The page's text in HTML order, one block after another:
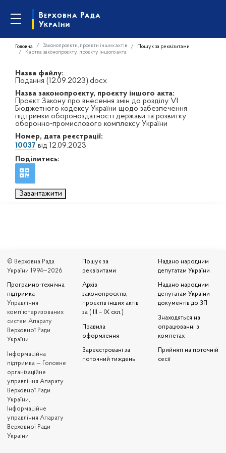
Головна Законопроєкти, проєкти інших актів
Пошук за реквізитами
Картка законопроєкту, проєкту іншого акта
Назва файлу:
Подання (12.09.2023).docx
Назва законопроєкту, проєкту іншого акта:
Проєкт Закону про внесення змін до розділу VI
Бюджетного кодексу України щодо забезпечення
підтримки обороноздатності держави та розвитку
оборонно-промислового комплексу України
Номер, дата реєстрації:
10037 від 12.09.2023
Поділитись:
Завантажити
© Верховна Рада
України 1994—2026
Програмно-технічна
підтримка —
Управління
комп'ютеризованих
систем Апарату
Верховної Ради
України
Iнформаційна
підтримка — Головне
організаційне
управління Апарату
Верховної Ради
України,
Інформаційне
управління Апарату
Верховної Ради
України
Пошук за
реквізитами
Архів
законопроєктів,
проєктів інших актів
за ( III – IX скл.)
Правила
оформлення
Зареєстровані за
поточний тиждень
Надано народним
депутатам України
Надано народним
депутатам України
документів до ЗП
Знаходяться на
опрацюванні в
комітетах
Прийняті на поточній
сесії